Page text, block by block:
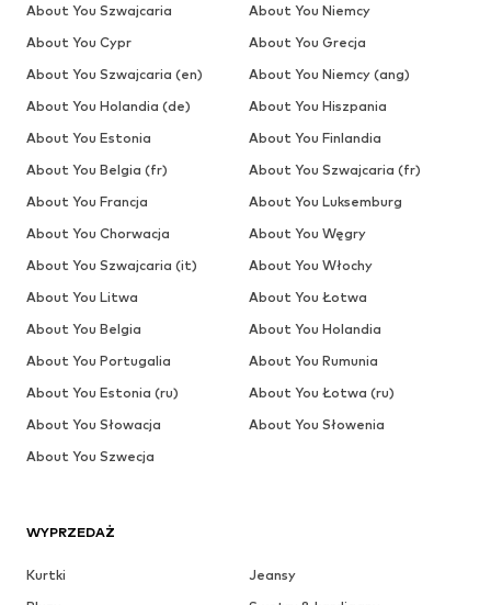
WYPRZEDAŻ
Kurtki
Jeansy
About You Szwajcaria
About You Niemcy
About You Cypr
About You Grecja
About You Szwajcaria (en)
About You Niemcy (ang)
About You Holandia (de)
About You Hiszpania
About You Estonia
About You Finlandia
About You Belgia (fr)
About You Szwajcaria (fr)
About You Francja
About You Luksemburg
About You Chorwacja
About You Węgry
About You Szwajcaria (it)
About You Włochy
About You Litwa
About You Łotwa
About You Belgia
About You Holandia
About You Portugalia
About You Rumunia
About You Estonia (ru)
About You Łotwa (ru)
About You Słowacja
About You Słowenia
About You Szwecja